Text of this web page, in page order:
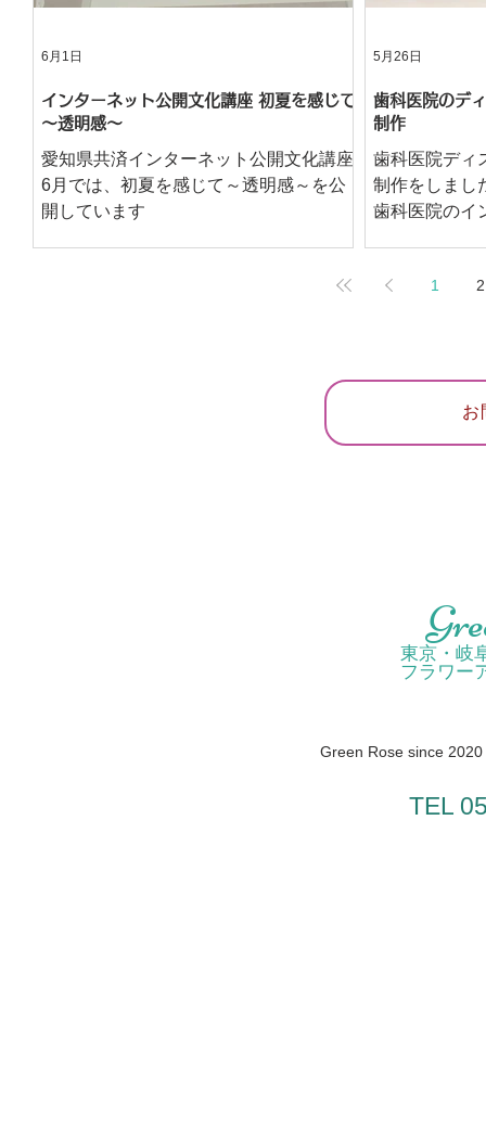
インターネット公開文化講座 初夏を感じて
～透明感～
愛知県共済インターネット公開文化講座
6月では、初夏を感じて～透明感～を公
開しています
6月1日
歯科医院のデ
制作
歯科医院ディ
制作をしまし
歯科医院のイ
5月26日
1 2
お
東京・岐
フラワー
Green Rose since
TEL